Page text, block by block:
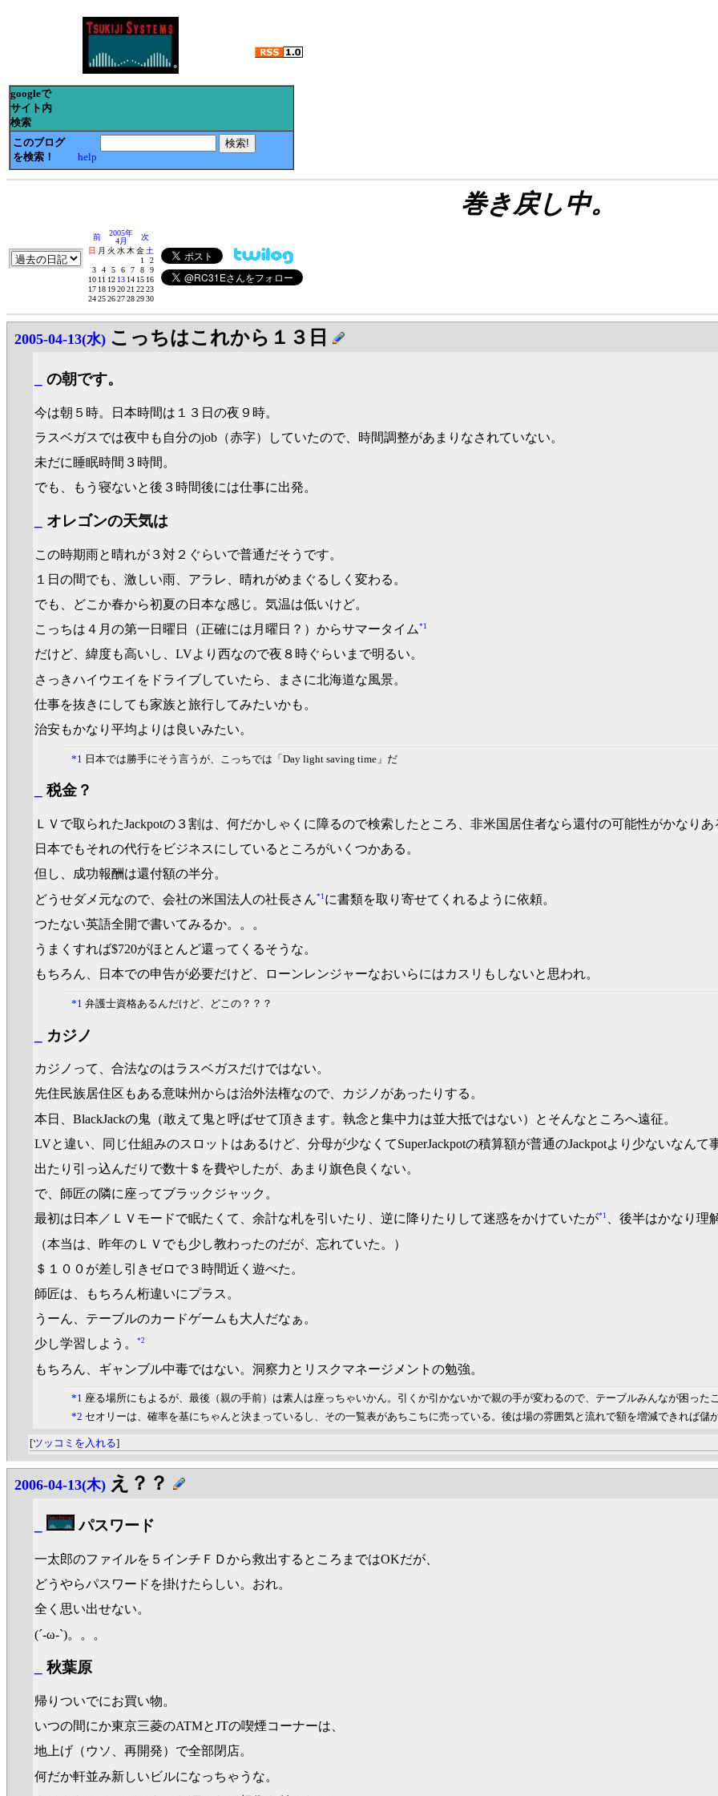
googleで
サイト内
検索
このブログ
を検索！
help
巻き戻し中。
前
2005年
4月
次
日 月 火 水木金土
1
2
3
4 5 6 7 8
9
10 11 12 13 14 15 16
17 18 1920212223
24252627282930
2005-04-13(水) こっちはこれから１３日
の朝です。
今は朝５時。日本時間は１３日の夜９時。
ラスベガスでは夜中も自分のjob（赤字）していたので、時間調整があまりなされていない。
未だに睡眠時間３時間。
でも、もう寝ないと後３時間後には仕事に出発。
オレゴンの天気は
この時期雨と晴れが３対２ぐらいで普通だそうです。
１日の間でも、激しい雨、アラレ、晴れがめまぐるしく変わる。
でも、どこか春から初夏の日本な感じ。気温は低いけど。
こっちは４月の第一日曜日（正確には月曜日？）からサマータイム *1
だけど、緯度も高いし、LVより西なので夜８時ぐらいまで明るい。
さっきハイウエイをドライブしていたら、まさに北海道な風景。
仕事を抜きにしても家族と旅行してみたいかも。
治安もかなり平均よりは良いみたい。
*1 日本では勝手にそう言うが、こっちでは「Day light saving time」だ
税金？
ＬＶで取られたJackpotの３割は、何だかしゃくに障るので検索したところ、非米国居住者なら還付の可能性がかなりあ
日本でもそれの代行をビジネスにしているところがいくつかある。
但し、成功報酬は還付額の半分。
どうせダメ元なので、会社の米国法人の社長さん*1 に書類を取り寄せてくれるように依頼。
つたない英語全開で書いてみるか。。。
うまくすれば$720がほとんど還ってくるそうな。
もちろん、日本での申告が必要だけど、ローンレンジャーなおいらにはカスリもしないと思われ。
*1 弁護士資格あるんだけど、どこの？？？
カジノ
カジノって、合法なのはラスベガスだけではない。
先住民族居住区もある意味州からは治外法権なので、カジノがあったりする。
本日、BlackJackの鬼（敢えて鬼と呼ばせて頂きます。執念と集中力は並大抵ではない）とそんなところへ遠征。
LVと違い、同じ仕組みのスロットはあるけど、分母が少なくてSuperJackpotの積算額が普通のJackpotより少ないなんて
出たり引っ込んだりで数十＄を費やしたが、あまり旗色良くない。
で、師匠の隣に座ってブラックジャック。
最初は日本／ＬＶモードで眠たくて、余計な札を引いたり、逆に降りたりして迷惑をかけていたが*1 、後半はかなり理
（本当は、昨年のＬＶでも少し教わったのだが、忘れていた。）
＄１００が差し引きゼロで３時間近く遊べた。
師匠は、もちろん桁違いにプラス。
うーん、テーブルのカードゲームも大人だなぁ。
少し学習しよう。
*2
もちろん、ギャンブル中毒ではない。洞察力とリスクマネージメントの勉強。
*1 座る場所にもよるが、最後（親の手前）は素人は座っちゃいかん。引くか引かないかで親の手が変わるので、テーブルみんなが困ったこ
*2 セオリーは、確率を基にちゃんと決まっているし、その一覧表があちこちに売っている。後は場の雰囲気と流れで額を増減できれば儲
[ツッコミを入れる]
2006-04-13(木) え？？
パスワード
一太郎のファイルを５インチＦＤから救出するところまではOKだが、
どうやらパスワードを掛けたらしい。おれ。
全く思い出せない。
(´-ω-`)。。。
秋葉原
帰りついでにお買い物。
いつの間にか東京三菱のATMとJTの喫煙コーナーは、
地上げ（ウソ、再開発）で全部閉店。
何だか軒並み新しいビルになっちゃうな。